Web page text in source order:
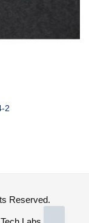
2
Reserved.